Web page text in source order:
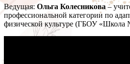
Ведущая: Ольга Колесникова –
профессиональной категории по
физической культуре (ГБОУ «Школа